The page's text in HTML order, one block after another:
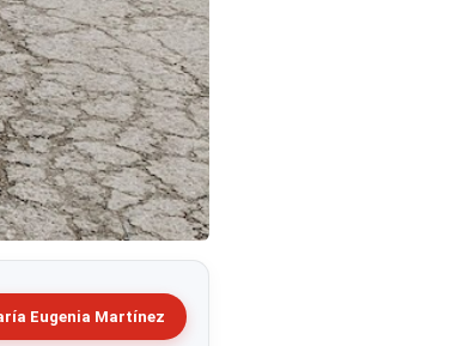
Eugenia Martínez